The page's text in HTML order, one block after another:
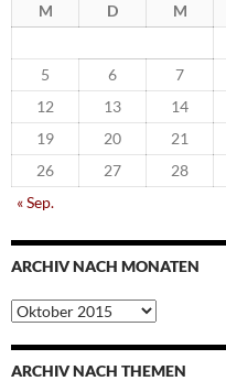
M D M
5
6 7
12
13 14
19
20 21
26
27 28
« Sep.
ARCHIV NACH MONATEN
Archiv
nach
Monaten
ARCHIV NACH THEMEN